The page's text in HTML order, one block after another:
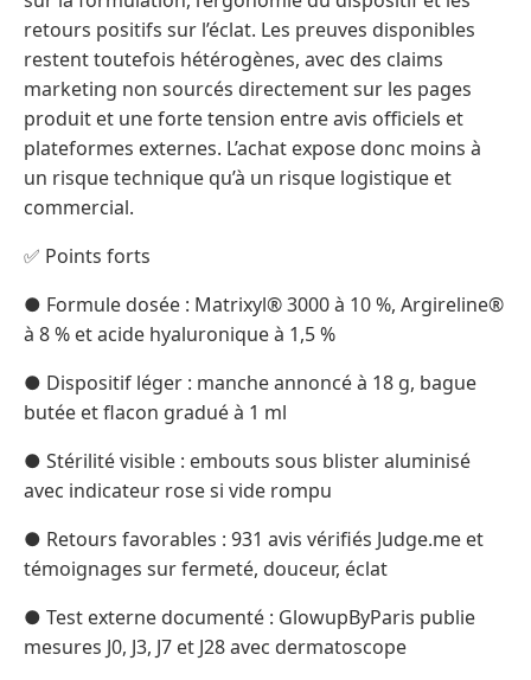
retours positifs sur l’éclat. Les preuves disponibles
restent toutefois hétérogènes, avec des claims
marketing non sourcés directement sur les pages
produit et une forte tension entre avis officiels et
plateformes externes. L’achat expose donc moins à
un risque technique qu’à un risque logistique et
commercial.
✅ Points forts
● Formule dosée : Matrixyl® 3000 à 10 %, Argireline®
à 8 % et acide hyaluronique à 1,5 %
● Dispositif léger : manche annoncé à 18 g, bague
butée et flacon gradué à 1 ml
● Stérilité visible : embouts sous blister aluminisé
avec indicateur rose si vide rompu
● Retours favorables : 931 avis vérifiés Judge.me et
témoignages sur fermeté, douceur, éclat
● Test externe documenté : GlowupByParis publie
mesures J0, J3, J7 et J28 avec dermatoscope